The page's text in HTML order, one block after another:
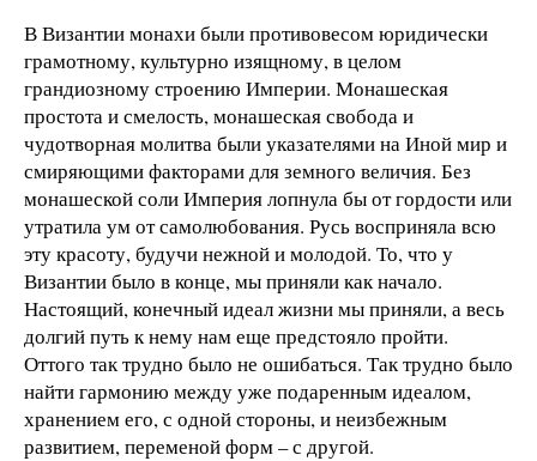
В Византии монахи были противовесом юридически
грамотному, культурно изящному, в целом
грандиозному строению Империи. Монашеская
простота и смелость, монашеская свобода и
чудотворная молитва были указателями на Иной мир и
смиряющими факторами для земного величия. Без
монашеской соли Империя лопнула бы от гордости или
утратила ум от самолюбования. Русь восприняла всю
эту красоту, будучи нежной и молодой. То, что у
Византии было в конце, мы приняли как начало.
Настоящий, конечный идеал жизни мы приняли, а весь
долгий путь к нему нам еще предстояло пройти.
Оттого так трудно было не ошибаться. Так трудно было
найти гармонию между уже подаренным идеалом,
хранением его, с одной стороны, и неизбежным
развитием, переменой форм – с другой.